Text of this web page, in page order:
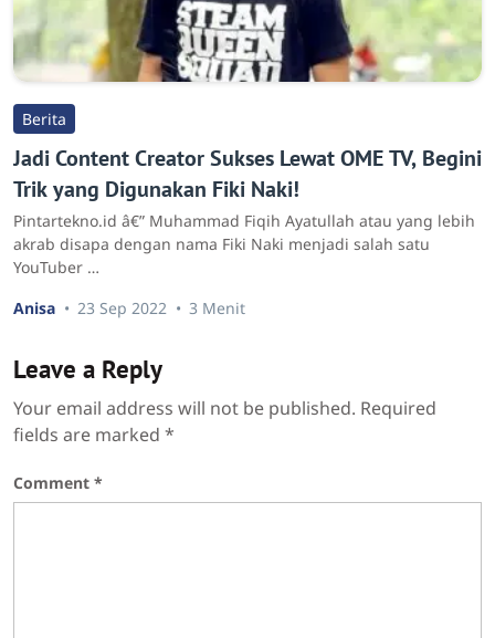
Berita
Jadi Content Creator Sukses Lewat OME TV, Begini
Trik yang Digunakan Fiki Naki!
Pintartekno.id â€” Muhammad Fiqih Ayatullah atau yang lebih
akrab disapa dengan nama Fiki Naki menjadi salah satu
YouTuber …
Anisa
23 Sep 2022 3 Menit
Leave a Reply
Your email address will not be published. Required
fields are marked *
Comment *